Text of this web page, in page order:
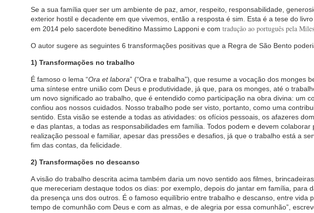
Se a sua família quer ser um ambiente de paz, amor, respeito, responsabilidade,
exterior hostil e decadente em que vivemos, então a resposta é sim. Esta é a tese do livro
em 2014 pelo sacerdote beneditino Massimo Lapponi e com tradução ao português pela
O autor sugere as seguintes 6 transformações positivas que a Regra de São Bento
1) Transformações no trabalho
É famoso o lema “Ora et labora” (“Ora e trabalha”), que resume a vocação dos monges
uma síntese entre união com Deus e produtividade, já que, para os monges, até o
um novo significado ao trabalho, que é entendido como participação na obra divina: um
confiou aos nossos cuidados. Nosso trabalho pode ser visto, portanto, como uma
sentido. Esta visão se estende a todas as atividades: os ofícios pessoais, os afazeres
e das plantas, a todas as responsabilidades em família. Todos podem e devem
realização pessoal e familiar, apesar das pressões e desafios, já que o trabalho está a
fim das contas, da felicidade.
2) Transformações no descanso
A visão do trabalho descrita acima também daria um novo sentido aos filmes,
que mereceriam destaque todos os dias: por exemplo, depois do jantar em família, para
da presença uns dos outros. É o famoso equilíbrio entre trabalho e descanso, entre vida
tempo de comunhão com Deus e com as almas, e de alegria por essa comunhão”,